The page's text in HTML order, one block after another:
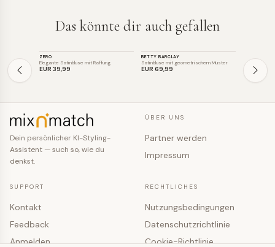
Das könnte dir auch gefallen
ZERO
Elegante Satinbluse mit Raffung
EUR 39,99
BETTY BARCLAY
Satinbluse mit geometrischem Muster
EUR 69,99
SALE
EUR 39
Dein persönlicher KI-Styling-
Assistent — such so, wie du
denkst.
ÜBER UNS
Partner werden
Impressum
SUPPORT
Kontakt
Feedback
Anmelden
RECHTLICHES
Nutzungsbedingungen
Datenschutzrichtlinie
Cookie-Richtlinie